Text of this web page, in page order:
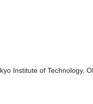
Institute of Technology,